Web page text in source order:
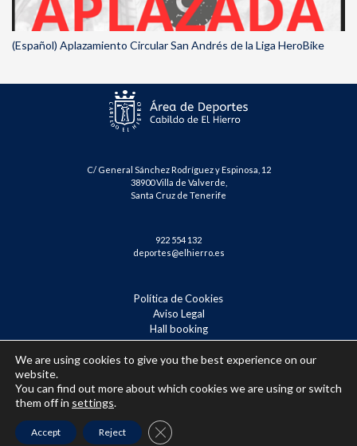
(Español) Aplazamiento Circular San Andrés de la Liga HeroBike
C/ General Sánchez Rodríguez y Espinosa, 12
38900 Villa de Valverde,
Santa Cruz de Tenerife
922 554 132
deportes@elhierro.es
Política de Cookies
Aviso Legal
Hall booking
Reserva Tenis – Badminton
(Español) Confirmación de inscripción
We are using cookies to give you the best experience on our
website.
You can find out more about which cookies we are using or switch
them off in settings.
Accept Reject Close GDPR Cookie Banner